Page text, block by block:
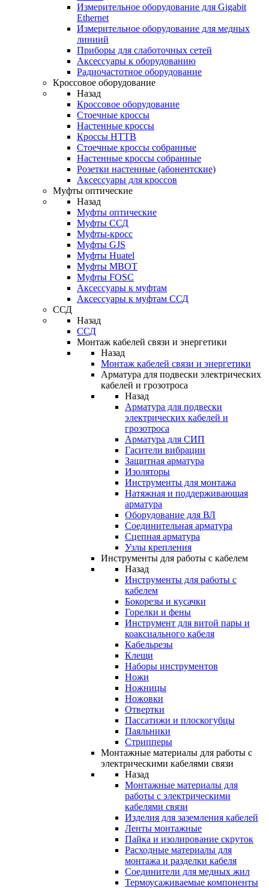
Измерительное оборудование для Gigabit
Ethernet
Измерительное оборудование для медных
линиий
Приборы для слаботочных сетей
Аксессуары к оборудованию
Радиочастотное оборудование
Кроссовое оборудование
Назад
Кроссовое оборудование
Стоечные кроссы
Настенные кроссы
Кроссы HTTB
Стоечные кроссы собранные
Настенные кроссы собранные
Розетки настенные (абонентские)
Аксессуары для кроссов
Муфты оптические
Назад
Муфты оптические
Муфты ССД
Муфты-кросс
Муфты GJS
Муфты Huatel
Муфты МВОТ
Муфты FOSC
Аксессуары к муфтам
Аксессуары к муфтам ССД
ССД
Назад
ССД
Монтаж кабелей связи и энергетики
Назад
Монтаж кабелей связи и энергетики
Арматура для подвески электрических
кабелей и грозотроса
Назад
Арматура для подвески
электрических кабелей и
грозотроса
Арматура для СИП
Гасители вибрации
Защитная арматура
Изоляторы
Инструменты для монтажа
Натяжная и поддерживающая
арматура
Оборудование для ВЛ
Соединительная арматура
Сцепная арматура
Узлы крепления
Инструменты для работы с кабелем
Назад
Инструменты для работы с
кабелем
Бокорезы и кусачки
Горелки и фены
Инструмент для витой пары и
коаксиального кабеля
Кабельрезы
Клещи
Наборы инструментов
Ножи
Ножницы
Ножовки
Отвертки
Пассатижи и плоскогубцы
Паяльники
Стрипперы
Монтажные материалы для работы с
электрическими кабелями связи
Назад
Монтажные материалы для
работы с электрическими
кабелями связи
Изделия для заземления кабелей
Ленты монтажные
Пайка и изолирование скруток
Расходные материалы для
монтажа и разделки кабеля
Соединители для медных жил
Термоусаживаемые компоненты